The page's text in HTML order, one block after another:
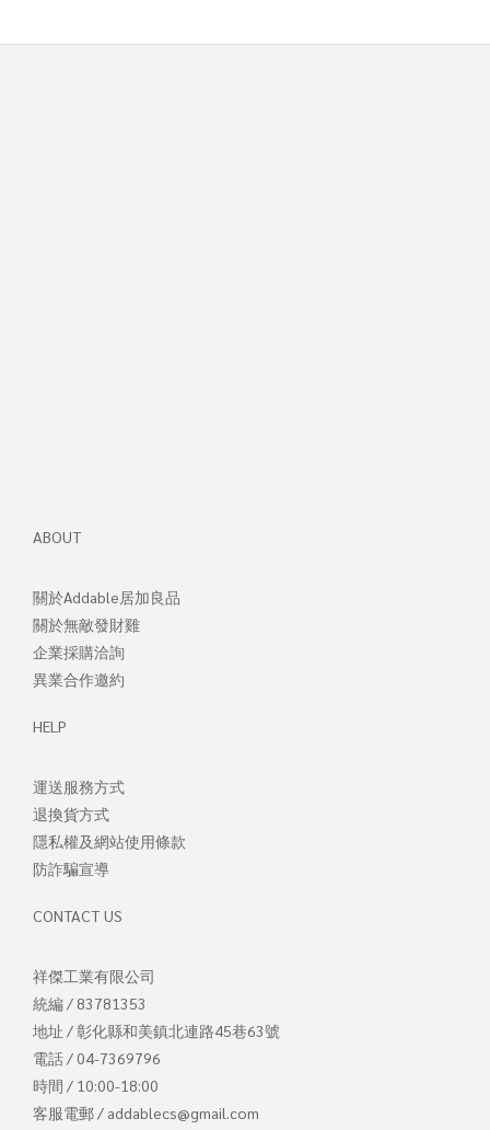
ABOUT
關於Addable居加良品
關於無敵發財雞
企業採購洽詢
異業合作邀約
HELP
運送服務方式
退換貨方式
隱私權及網站使用條款
防詐騙宣導
CONTACT US
祥傑工業有限公司
統編 / 83781353
地址 / 彰化縣和美鎮北連路45巷63號
電話 / 04-7369796
時間 / 10:00-18:00
客服電郵 / addablecs@gmail.com